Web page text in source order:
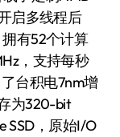
启多线程后
有52个计算
，支持每秒
台积电7nm增
为320-bit
SSD，原始I/O